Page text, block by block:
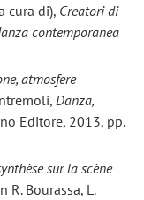
cura di), Creatori di
contemporanea
atmosfere
Danza,
Editore, 2013, pp.
sur la scène
R. Bourassa, L.